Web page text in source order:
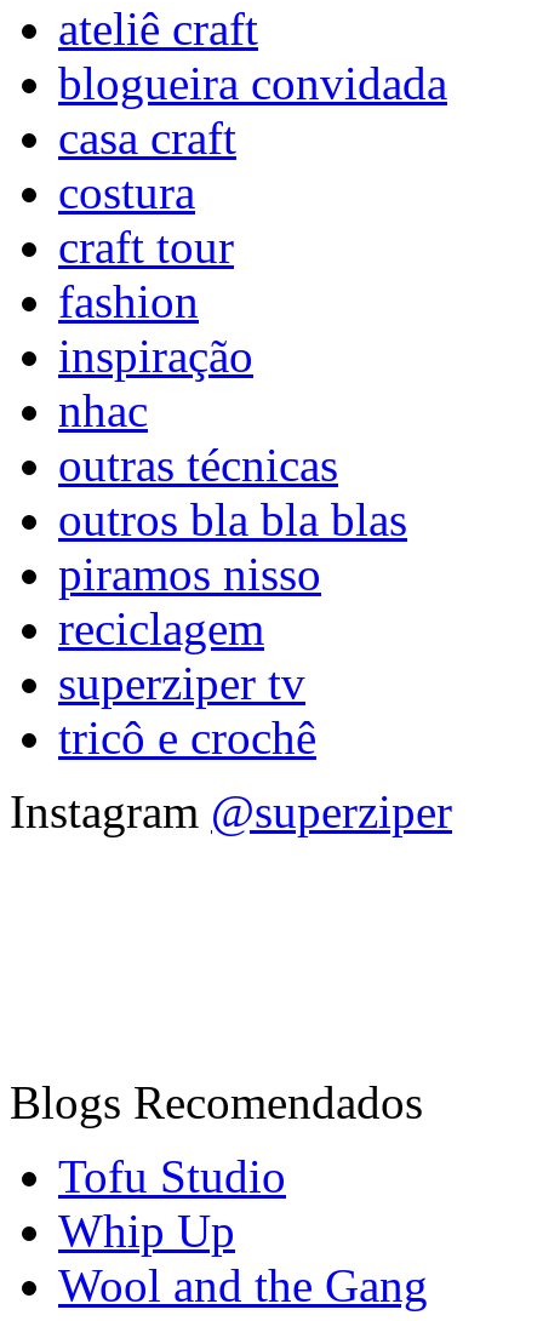
ateliê craft
blogueira convidada
casa craft
costura
craft tour
fashion
inspiração
nhac
outras técnicas
outros bla bla blas
piramos nisso
reciclagem
superziper tv
tricô e crochê
Instagram @superziper
Blogs Recomendados
Tofu Studio
Whip Up
Wool and the Gang